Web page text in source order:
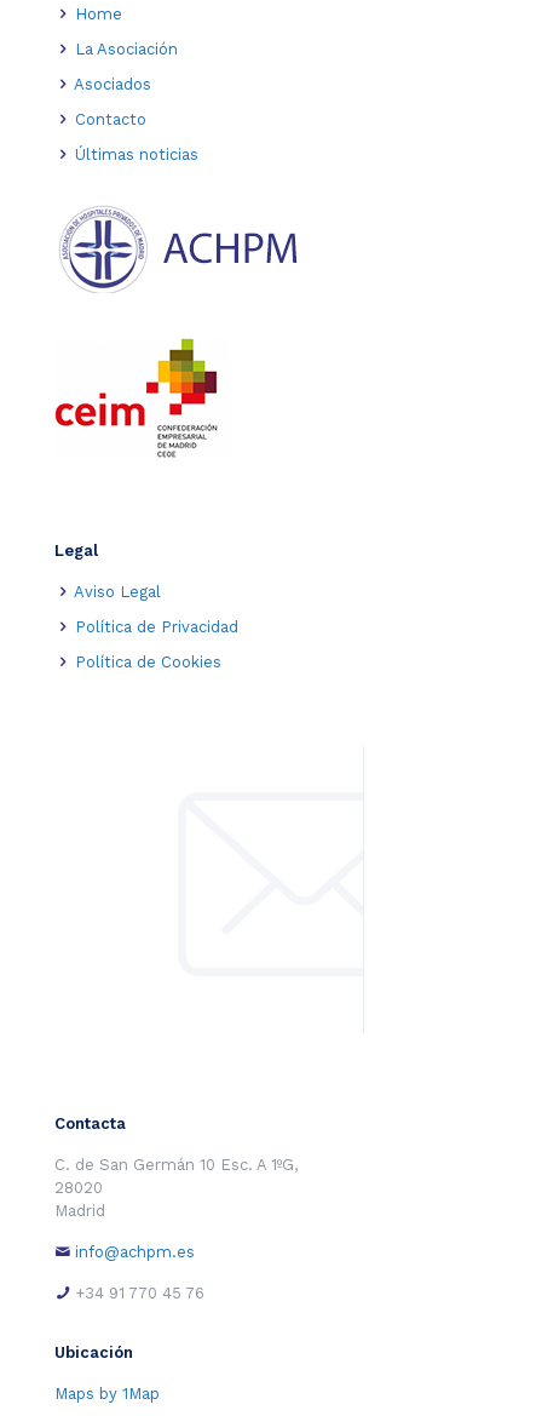
Home
La Asociación
Asociados
Contacto
Últimas noticias
Legal
Aviso Legal
Política de Privacidad
Política de Cookies
Contacta
C. de San Germán 10 Esc. A 1ºG,
28020
Madrid
info@achpm.es
+34 91 770 45 76
Ubicación
Maps by 1Map